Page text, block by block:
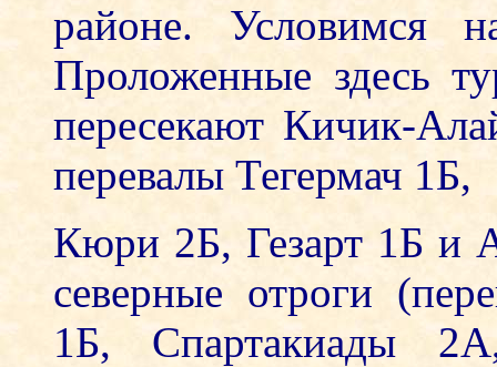
районе. Условимся
Проложенные здесь
пересекают Кичик-
перевалы Тегермач 1Б,
Кюри 2Б, Гезарт 1Б и
северные отроги
1Б, Спартакиады